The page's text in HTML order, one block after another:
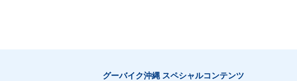
グーバイク沖縄 スペシャルコンテンツ